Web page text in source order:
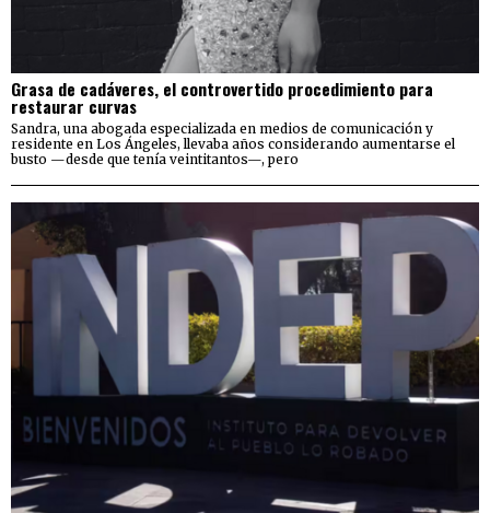
Grasa de cadáveres, el controvertido procedimiento para
restaurar curvas
Sandra, una abogada especializada en medios de comunicación y
residente en Los Ángeles, llevaba años considerando aumentarse el
busto —desde que tenía veintitantos—, pero